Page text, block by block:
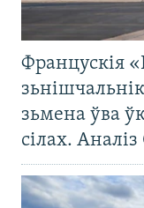
Францускія
зьмена ўва
сілах.